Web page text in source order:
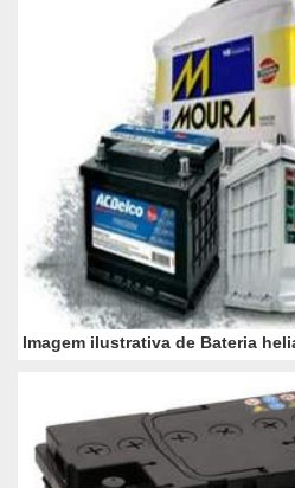
Imagem ilustrativa de Bateria